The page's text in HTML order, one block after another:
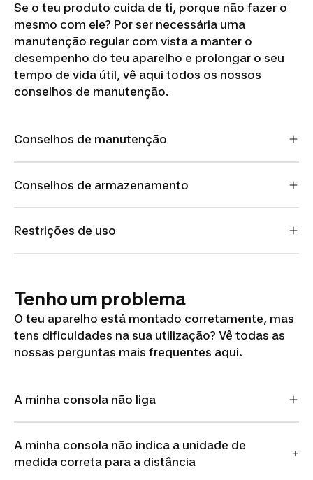
Se o teu produto cuida de ti, porque não fazer o
mesmo com ele? Por ser necessária uma
manutenção regular com vista a manter o
desempenho do teu aparelho e prolongar o seu
tempo de vida útil, vê aqui todos os nossos
conselhos de manutenção.
Conselhos de manutenção
Conselhos de armazenamento
Restrições de uso
Tenho um problema
O teu aparelho está montado corretamente, mas
tens dificuldades na sua utilização? Vê todas as
nossas perguntas mais frequentes aqui.
A minha consola não liga
A minha consola não indica a unidade de
medida correta para a distância